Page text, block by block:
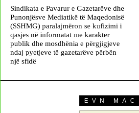
Sindikata e Pavarur e Gazetarëve dhe
Punonjësve Mediatikë të Maqedonisë
(SSHMG) paralajmëron se kufizimi i
qasjes në informatat me karakter
publik dhe mosdhënia e përgjigjeve
ndaj pyetjeve të gazetarëve përbën
një sfidë
EVN